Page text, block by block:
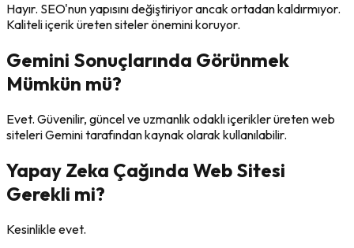
Hayır. SEO'nun yapısını değiştiriyor ancak ortadan kaldırmıyor.
Kaliteli içerik üreten siteler önemini koruyor.
Gemini Sonuçlarında Görünmek
Mümkün mü?
Evet. Güvenilir, güncel ve uzmanlık odaklı içerikler üreten web
siteleri Gemini tarafından kaynak olarak kullanılabilir.
Yapay Zeka Çağında Web Sitesi
Gerekli mi?
Kesinlikle evet.